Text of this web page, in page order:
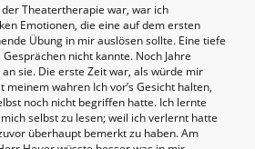
Theatertherapie war, war ich
Emotionen, die eine auf dem ersten
Übung in mir auslösen sollte. Eine tiefe
nicht kannte. Noch Jahre
sie. Die erste Zeit war, als würde mir
meinem wahren Ich vor’s Gesicht halten,
noch nicht begriffen hatte. Ich lernte
selbst zu lesen; weil ich verlernt hatte
überhaupt bemerkt zu haben. Am